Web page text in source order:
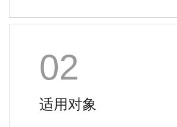
02
适用对象